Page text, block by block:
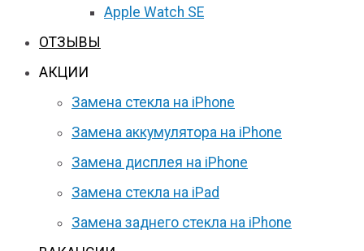
Apple Watch SE
ОТЗЫВЫ
АКЦИИ
Замена стекла на iPhone
Замена аккумулятора на iPhone
Замена дисплея на iPhone
Замена стекла на iPad
Замена заднего стекла на iPhone